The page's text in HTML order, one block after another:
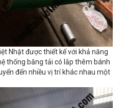
Nhật được thiết kế với khả năng
thống băng tải có lắp thêm bánh
đến nhiều vị trí khác nhau một